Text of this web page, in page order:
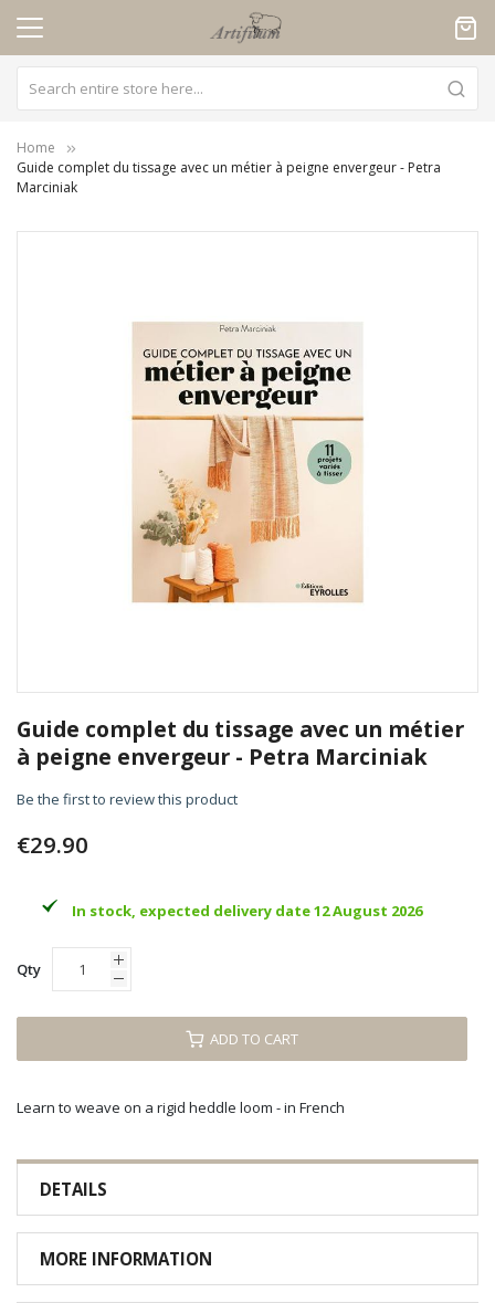
Home
Guide complet du tissage avec un métier à peigne envergeur - Petra
Marciniak
to
the
beginning
the
gallery
Guide complet du tissage avec un métier
à peigne envergeur - Petra Marciniak
Be the first to review this product
€29.90
In stock, expected delivery date 12 August 2026
Qty
ADD TO CART
Learn to weave on a rigid heddle loom - in French
DETAILS
MORE INFORMATION